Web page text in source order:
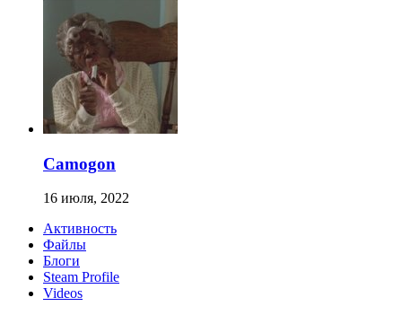
Camogon
16 июля, 2022
Активность
Файлы
Блоги
Steam Profile
Videos